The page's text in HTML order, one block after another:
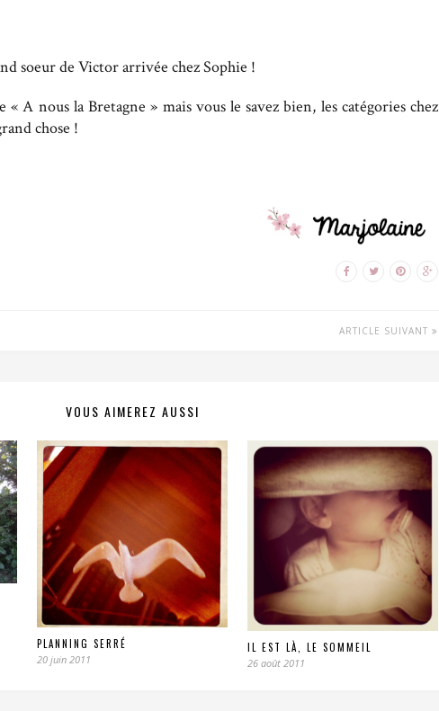
soeur de Victor arrivée chez Sophie !
« A nous la Bretagne » mais vous le savez bien, les catégories chez
chose !
ARTICLE SUIVANT
VOUS AIMEREZ AUSSI
PLANNING SERRÉ
20 juin 2011
IL EST LÀ, LE SOMMEIL
26 août 2011